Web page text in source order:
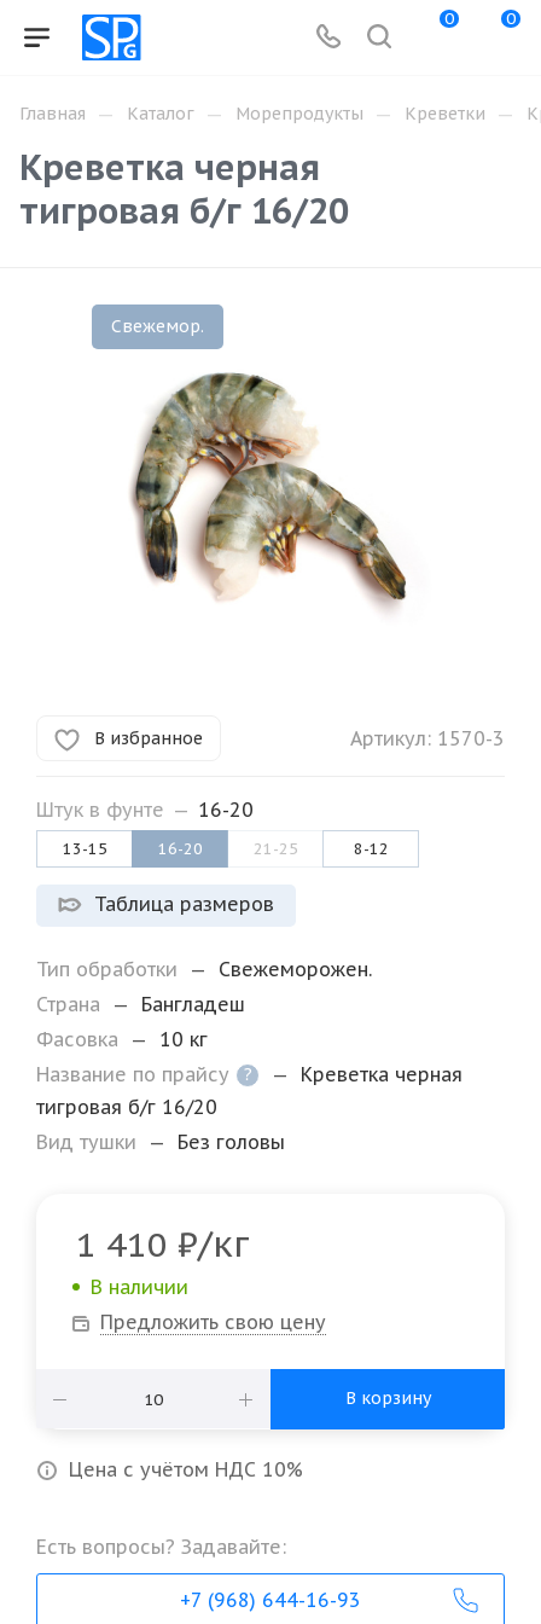
0 0
Главная — Каталог — Морепродукты — Креветки —
Креветка черная
тигровая б/г 16/20
Свежемор.
В избранное Артикул: 1570-3
Штук в фунте — 16-20
13-15 16-20 21-25 8-12
Таблица размеров
Тип обработки —
Свежеморожен.
Страна
—
Бангладеш
Фасовка
—
10 кг
Название по прайсу
? —
Креветка черная
тигровая б/г 16/20
Вид тушки
— Без головы
1 410 ₽/кг
В наличии
Предложить свою цену
В корзину
Цена с учётом НДС 10%
Есть вопросы? Задавайте:
+7 (968) 644-16-93